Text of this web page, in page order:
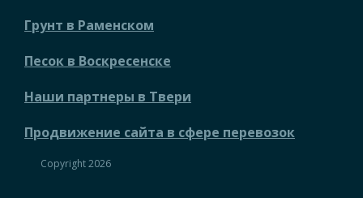
Грунт в Раменском
Песок в Воскресенске
Наши партнеры в Твери
Продвижение сайта в сфере перевозок
Copyright 2026